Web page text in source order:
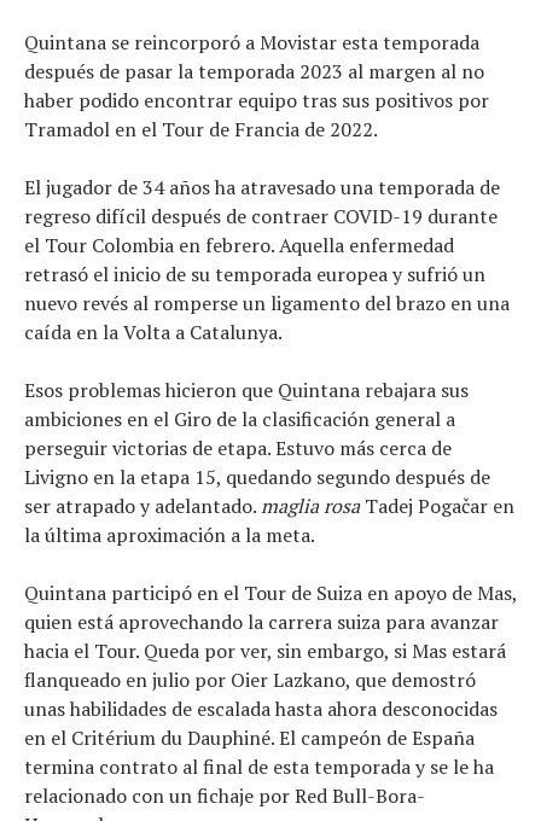
Quintana se reincorporó a Movistar esta temporada
después de pasar la temporada 2023 al margen al no
haber podido encontrar equipo tras sus positivos por
Tramadol en el Tour de Francia de 2022.
El jugador de 34 años ha atravesado una temporada de
regreso difícil después de contraer COVID-19 durante
el Tour Colombia en febrero. Aquella enfermedad
retrasó el inicio de su temporada europea y sufrió un
nuevo revés al romperse un ligamento del brazo en una
caída en la Volta a Catalunya.
Esos problemas hicieron que Quintana rebajara sus
ambiciones en el Giro de la clasificación general a
perseguir victorias de etapa. Estuvo más cerca de
Livigno en la etapa 15, quedando segundo después de
ser atrapado y adelantado.maglia rosaTadej Pogačar en
la última aproximación a la meta.
Quintana participó en el Tour de Suiza en apoyo de Mas,
quien está aprovechando la carrera suiza para avanzar
hacia el Tour. Queda por ver, sin embargo, si Mas estará
flanqueado en julio por Oier Lazkano, que demostró
unas habilidades de escalada hasta ahora desconocidas
en el Critérium du Dauphiné. El campeón de España
termina contrato al final de esta temporada y se le ha
relacionado con un fichaje por Red Bull-Bora-